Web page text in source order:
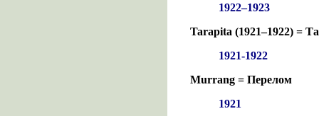
1922–1923
Tarapita (1921–1922) =
1921-1922
Murrang = Перелом
1921